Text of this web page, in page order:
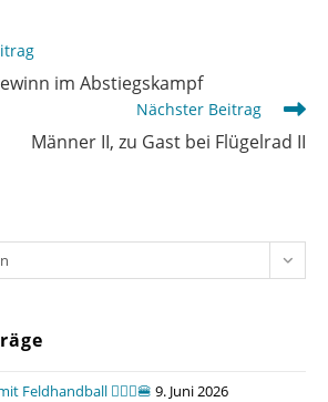
im Abstiegskampf
Nächster Beitrag
Männer II, zu Gast bei Flügelrad II
Feldhandball 🤾🏼‍♂️🍔 9. Juni 2026